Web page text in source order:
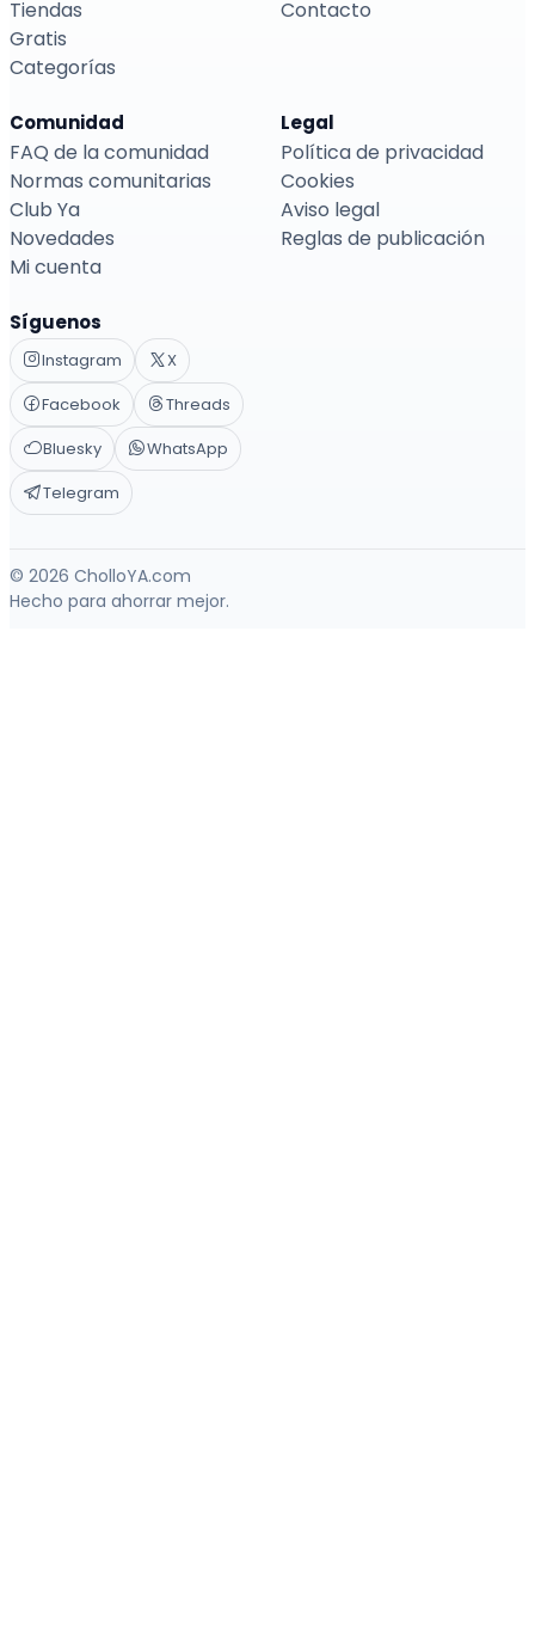
Tiendas
Gratis
Categorías
Contacto
Comunidad
FAQ de la comunidad
Normas comunitarias
Club Ya
Novedades
Mi cuenta
Legal
Política de privacidad
Cookies
Aviso legal
Reglas de publicación
Síguenos
Instagram
X
Facebook
Threads
Bluesky
WhatsApp
Telegram
© 2026 CholloYA.com
Hecho para ahorrar mejor.